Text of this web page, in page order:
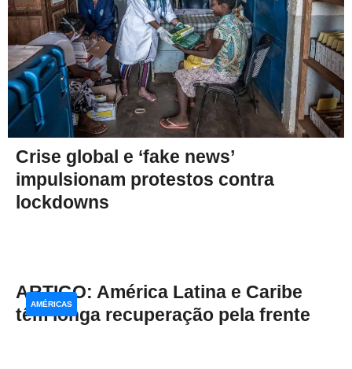
Crise global e ‘fake news’
impulsionam protestos contra
lockdowns
ARTIGO: América Latina e Caribe
têm longa recuperação pela frente
AMÉRICAS